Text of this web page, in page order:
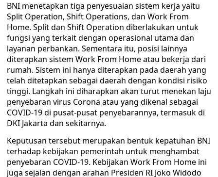
BNI menetapkan tiga penyesuaian sistem kerja yaitu
Split Operation, Shift Operations, dan Work From
Home. Split dan Shift Operation diberlakukan untuk
fungsi yang terkait dengan operasional utama dan
layanan perbankan. Sementara itu, posisi lainnya
diterapkan sistem Work From Home atau bekerja dari
rumah. Sistem ini hanya diterapkan pada daerah yang
telah ditetapkan sebagai daerah dengan kondisi risiko
tinggi. Langkah ini diharapkan akan turut menekan laju
penyebaran virus Corona atau yang dikenal sebagai
COVID-19 di pusat-pusat penyebarannya, termasuk di
DKI Jakarta dan sekitarnya.
Keputusan tersebut merupakan bentuk kepatuhan BNI
terhadap kebijakan pemerintah untuk menghambat
penyebaran COVID-19. Kebijakan Work From Home ini
juga sejalan dengan arahan Presiden RI Joko Widodo